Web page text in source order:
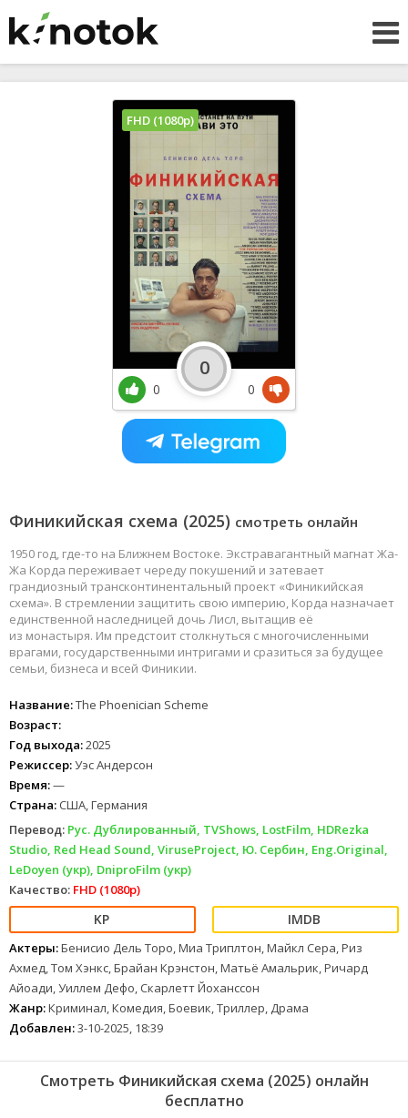
Финикийская схема (2025) смотреть онлайн
1950 год, где-то на Ближнем Востоке. Экстравагантный магнат Жа-
Жа Корда переживает череду покушений и затевает
грандиозный трансконтинентальный проект «Финикийская
схема». В стремлении защитить свою империю, Корда назначает
единственной наследницей дочь Лисл, вытащив её
из монастыря. Им предстоит столкнуться с многочисленными
врагами, государственными интригами и сразиться за будущее
семьи, бизнеса и всей Финикии.
Название:The Phoenician Scheme
Возраст:
Год выхода:2025
Режиссер:Уэс Андерсон
Время:—
Страна: США, Германия
Перевод: Рус. Дублированный, TVShows, LostFilm, HDRezka
Studio, Red Head Sound, ViruseProject, Ю. Сербин, Eng.Original,
LeDoyen (укр), DniproFilm (укр)
Качество: FHD (1080p)
Актеры:Бенисио Дель Торо, Миа Триплтон, Майкл Сера, Риз
Ахмед, Том Хэнкс, Брайан Крэнстон, Матьё Амальрик, Ричард
Айоади, Уиллем Дефо, Скарлетт Йоханссон
Жанр:Криминал, Комедия, Боевик, Триллер, Драма
Добавлен:3-10-2025, 18:39
FHD (1080p)
0
0
0
Смотреть Финикийская схема (2025) онлайн
бесплатно